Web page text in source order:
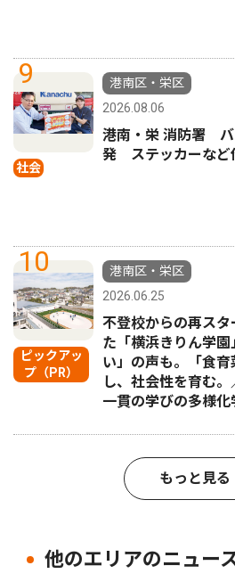
9
社会
港南区・栄区
2026.08.06
港南・栄 消防署 バ
発 ステッカーなど
10
ピックアッ
プ（PR）
港南区・栄区
2026.06.25
不登校からの再ス
た「横浜きりん学
い」の声も。「食
し、社会性を育む
一貫の学びの多様化
もっと見る
他のエリアのニュー